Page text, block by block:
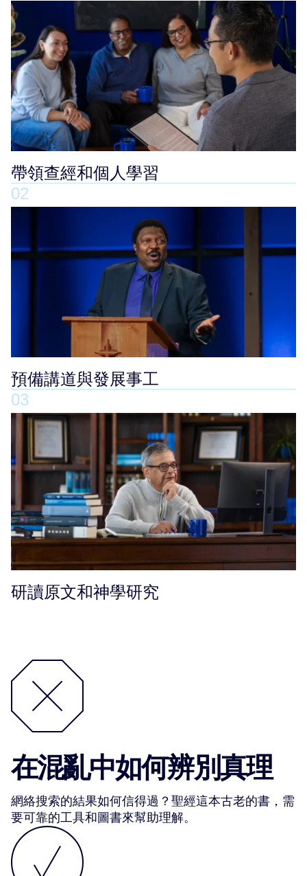
帶領查經和個人學習
02
預備講道與發展事工
03
研讀原文和神學研究
在混亂中如何辨別真理
網絡搜索的結果如何信得過？聖經這本古老的書，需
要可靠的工具和圖書來幫助理解。